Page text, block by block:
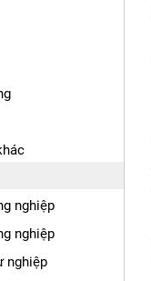
nghiệp
nghiệp
nghiệp